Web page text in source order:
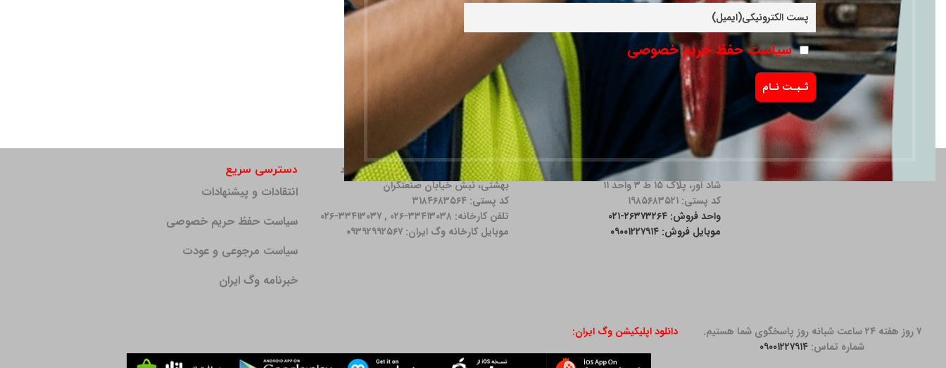
سیاست حفظ حریم خصوصی
آدرس دفتر: خیابان مقدس اردبیلی، نبش خیابان
شاد آور، پلاک ۱۵ ط ۳ واحد ۱۱
کد پستی: ۱۹۸۵۶۸۳۵۲۱
واحد فروش: ۲۶۳۷۳۲۶۴-۰۲۱
موبایل فروش: ۰۹۰۰۱۲۲۷۹۱۴
آدرس کارخانه: كرج، محمدشهر، بلوار شهید
بهشتی، نبش خیابان صنعتگران
کد پستی: ۳۱۸۴۶۸۳۵۶۴
تلفن کارخانه: ۳۳۴۱۳۰۳۸-۰۲۶ , ۳۳۴۱۳۰۳۷-۰۲۶
موبایل کارخانه وگ ایران: ۰۹۳۹۲۹۹۲۵۶۷
دسترسی سریع
انتقادات و پیشنهادات
سیاست حفظ حریم خصوصی
سیاست مرجوعی و عودت
خبرنامه وگ ایران
۷ روز هفته ۲۴ ساعت شبانه روز پاسخگوی شما هستیم.
شماره تماس: ۰۹۰۰۱۲۲۷۹۱۴
دانلود اپلیکیشن وگ ایران: